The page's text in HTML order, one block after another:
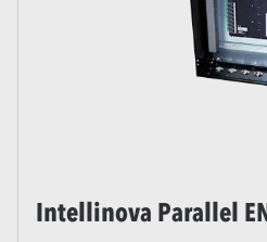
Intellinova Parallel